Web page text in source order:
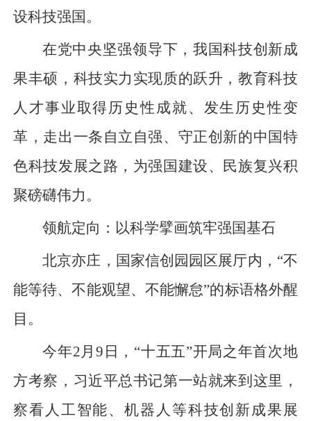
设科技强国。
在党中央坚强领导下，我国科技创新成
果丰硕，科技实力实现质的跃升，教育科技
人才事业取得历史性成就、发生历史性变
革，走出一条自立自强、守正创新的中国特
色科技发展之路，为强国建设、民族复兴积
聚磅礴伟力。
领航定向：以科学擘画筑牢强国基石
北京亦庄，国家信创园园区展厅内，“不
能等待、不能观望、不能懈怠”的标语格外醒
目。
今年2月9日，“十五五”开局之年首次地
方考察，习近平总书记第一站就来到这里，
察看人工智能、机器人等科技创新成果展